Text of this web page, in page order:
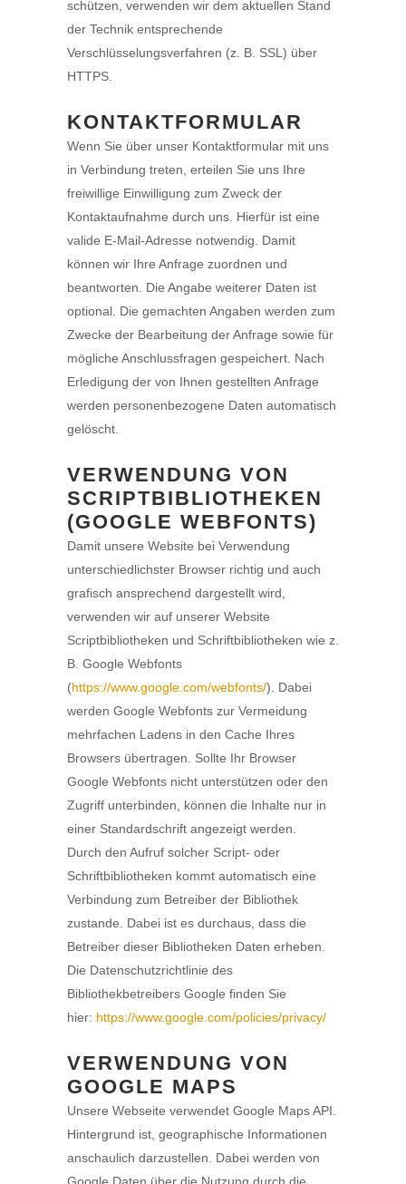
schützen, verwenden wir dem aktuellen Stand
der Technik entsprechende
Verschlüsselungsverfahren (z. B. SSL) über
HTTPS.
KONTAKTFORMULAR
Wenn Sie über unser Kontaktformular mit uns
in Verbindung treten, erteilen Sie uns Ihre
freiwillige Einwilligung zum Zweck der
Kontaktaufnahme durch uns. Hierfür ist eine
valide E-Mail-Adresse notwendig. Damit
können wir Ihre Anfrage zuordnen und
beantworten. Die Angabe weiterer Daten ist
optional. Die gemachten Angaben werden zum
Zwecke der Bearbeitung der Anfrage sowie für
mögliche Anschlussfragen gespeichert. Nach
Erledigung der von Ihnen gestellten Anfrage
werden personenbezogene Daten automatisch
gelöscht.
VERWENDUNG VON
SCRIPTBIBLIOTHEKEN
(GOOGLE WEBFONTS)
Damit unsere Website bei Verwendung
unterschiedlichster Browser richtig und auch
grafisch ansprechend dargestellt wird,
verwenden wir auf unserer Website
Scriptbibliotheken und Schriftbibliotheken wie z.
B. Google Webfonts
(https://www.google.com/webfonts/). Dabei
werden Google Webfonts zur Vermeidung
mehrfachen Ladens in den Cache Ihres
Browsers übertragen. Sollte Ihr Browser
Google Webfonts nicht unterstützen oder den
Zugriff unterbinden, können die Inhalte nur in
einer Standardschrift angezeigt werden.
Durch den Aufruf solcher Script- oder
Schriftbibliotheken kommt automatisch eine
Verbindung zum Betreiber der Bibliothek
zustande. Dabei ist es durchaus, dass die
Betreiber dieser Bibliotheken Daten erheben.
Die Datenschutzrichtlinie des
Bibliothekbetreibers Google finden Sie
hier: https://www.google.com/policies/privacy/
VERWENDUNG VON
GOOGLE MAPS
Unsere Webseite verwendet Google Maps API.
Hintergrund ist, geographische Informationen
anschaulich darzustellen. Dabei werden von